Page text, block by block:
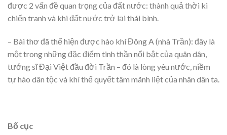
được 2 vấn đề quan trọng của đất nước: thành quả thời kì
chiến tranh và khi đất nước trở lại thái bình.
– Bài thơ đã thể hiện được hào khí Đông A (nhà Trần): đây là
một trong những đặc điểm tinh thần nổi bật của quân dân,
tướng sĩ Đại Việt đầu đời Trần – đó là lòng yêu nước, niềm
tự hào dân tộc và khí thế quyết tâm mãnh liệt của nhân dân ta.
Bố cục